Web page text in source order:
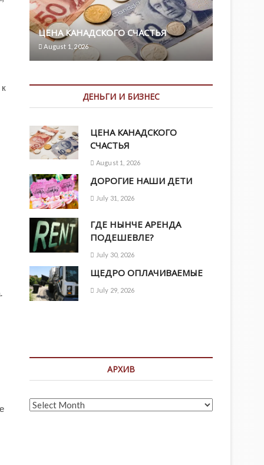
ЦЕНА КАНАДСКОГО СЧАСТЬЯ
August 1, 2026
ДЕНЬГИ И БИЗНЕС
ЦЕНА КАНАДСКОГО
СЧАСТЬЯ
August 1, 2026
ДОРОГИЕ НАШИ ДЕТИ
July 31, 2026
ГДЕ НЫНЧЕ АРЕНДА
ПОДЕШЕВЛЕ?
July 30, 2026
ЩЕДРО ОПЛАЧИВАЕМЫЕ
July 29, 2026
АРХИВ
Архив